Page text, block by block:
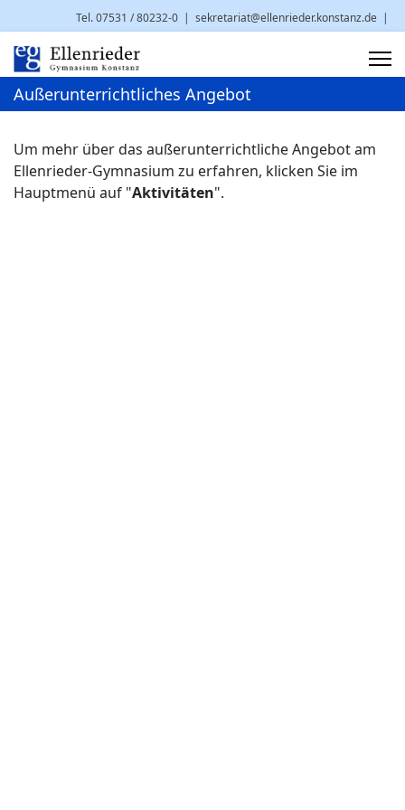
Tel. 07531 / 80232-0 | sekretariat@ellenrieder.konstanz.de |
Brauneggerstr. 29 | 78462 Konstanz
Außerunterrichtliches Angebot
Um mehr über das außerunterrichtliche Angebot am
Ellenrieder-Gymnasium zu erfahren, klicken Sie im
Hauptmenü auf "Aktivitäten".